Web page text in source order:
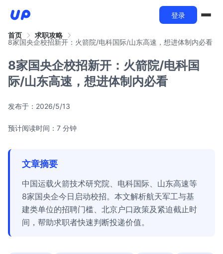
登录
首页
求职攻略
8家国央企校招新开：火箭院/电科国际/山东高速，想进体制内必看
8家国央企校招新开：火箭院/电科国
际/山东高速，想进体制内必看
发布于： 2026/5/13
预计阅读时间：7 分钟
文章摘要
中国运载火箭技术研究院、电科国际、山东高速等
8家国央企今日启动校招。本文解析航天军工与基
建类单位的招聘门槛、北京户口政策及紧迫截止时
间，帮助求职者快速判断投递价值。